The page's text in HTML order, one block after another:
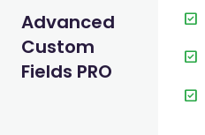
Advanced
Custom
Fields PRO
check_box
check_box
check_box